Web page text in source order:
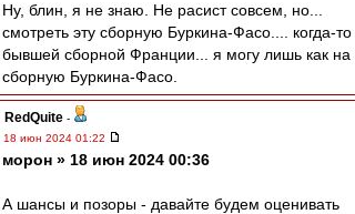
Ну, блин, я не знаю. Не расист совсем, но...
смотреть эту сборную Буркина-Фасо.... когда-то
бывшей сборной Франции... я могу лишь как на
сборную Буркина-Фасо.
RedQuite -
18 июн 2024 01:22
морон » 18 июн 2024 00:36
А шансы и позоры - давайте будем оценивать